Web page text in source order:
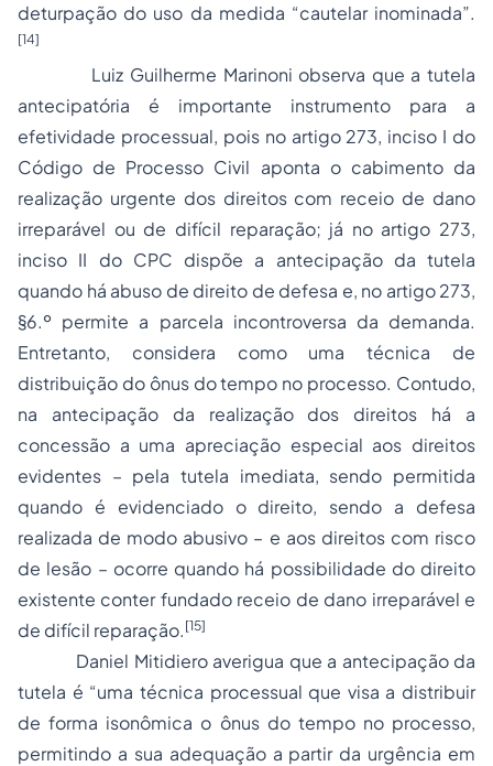
deturpação do uso da medida “cautelar inominada”.
[14]
Luiz Guilherme Marinoni observa que a tutela
antecipatória é importante instrumento para a
efetividade processual, pois no artigo 273, inciso I do
Código de Processo Civil aponta o cabimento da
realização urgente dos direitos com receio de dano
irreparável ou de difícil reparação; já no artigo 273,
inciso II do CPC dispõe a antecipação da tutela
quando há abuso de direito de defesa e, no artigo 273,
§6.º permite a parcela incontroversa da demanda.
Entretanto, considera como uma técnica de
distribuição do ônus do tempo no processo. Contudo,
na antecipação da realização dos direitos há a
concessão a uma apreciação especial aos direitos
evidentes – pela tutela imediata, sendo permitida
quando é evidenciado o direito, sendo a defesa
realizada de modo abusivo – e aos direitos com risco
de lesão – ocorre quando há possibilidade do direito
existente conter fundado receio de dano irreparável e
de difícil reparação. [15]
Daniel Mitidiero averigua que a antecipação da
tutela é “uma técnica processual que visa a distribuir
de forma isonômica o ônus do tempo no processo,
permitindo a sua adequação a partir da urgência em